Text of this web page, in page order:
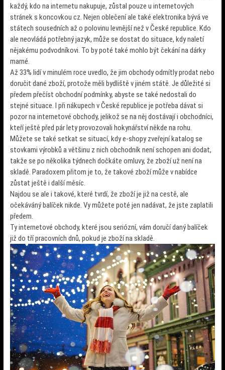
každý, kdo na internetu nakupuje, zůstal pouze u internetových
stránek s koncovkou cz. Nejen oblečení ale také elektronika bývá ve
státech sousedních až o polovinu levnější než v České republice. Kdo
ale neovládá potřebný jazyk, může se dostat do situace, kdy naletí
nějakému podvodníkovi. To by poté také mohlo být čekání na dárky
marné.
Až 33% lidí v minulém roce uvedlo, že jim obchody odmítly prodat nebo
doručit dané zboží, protože měli bydliště v jiném státě. Je důležité si
předem přečíst obchodní podmínky, abyste se také nedostali do
stejné situace. I při nákupech v České republice je potřeba dávat si
pozor na internetové obchody, jelikož se na něj dostávají i obchodníci,
kteří ještě před pár lety provozovali hokynářství někde na rohu.
Můžete se také setkat se situací, kdy e-shopy zveřejní katalog se
stovkami výrobků a většinu z nich obchodník není schopen ani dodat,
takže se po několika týdnech dočkáte omluvy, že zboží už není na
skladě. Paradoxem přitom je to, že takové zboží může v nabídce
zůstat ještě i další měsíc.
Najdou se ale i takové, které tvrdí, že zboží je již na cestě, ale
očekáváný balíček nikde. Vy můžete poté jen nadávat, že jste zaplatili
předem.
Ty internetové obchody, které jsou seriózní, vám doručí daný balíček
již do tří pracovních dnů, pokud je zboží na skladě.